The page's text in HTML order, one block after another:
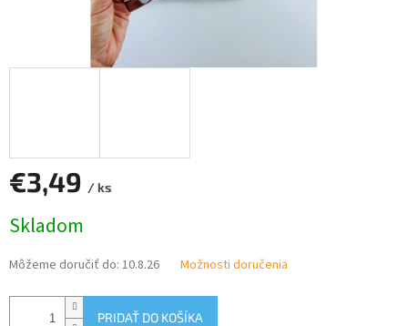
€3,49 / ks
cena:
Skladom
Môžeme doručiť do: 10.8.26 Možnosti doručenia
PRIDAŤ DO KOŠÍKA